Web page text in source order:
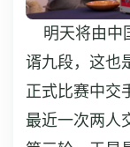
明天将由中
谞九段，这也
正式比赛中交
最近一次两人